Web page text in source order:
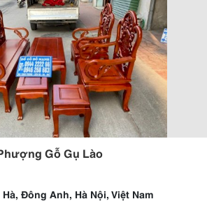
Gỗ Gụ Lào
Đông Anh, Hà Nội, Việt Nam